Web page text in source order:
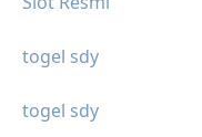
togel sdy
togel sdy